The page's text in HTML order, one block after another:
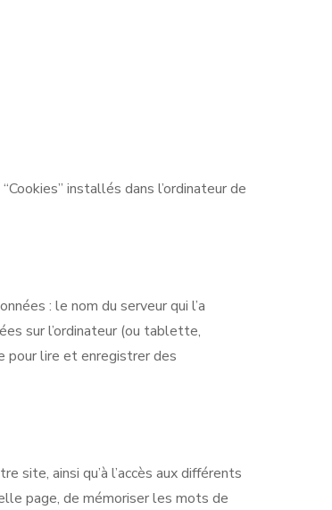
installés dans l’ordinateur de
: le nom du serveur qui l’a
sur l’ordinateur (ou tablette,
pour lire et enregistrer des
site, ainsi qu’à l’accès aux différents
page, de mémoriser les mots de